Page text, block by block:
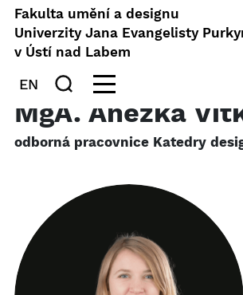
Fakulta umění a designu
Univerzity Jana Evangelisty
v Ústí nad Labem
EN
MgA. Anežka
odborná pracovnice Katedry